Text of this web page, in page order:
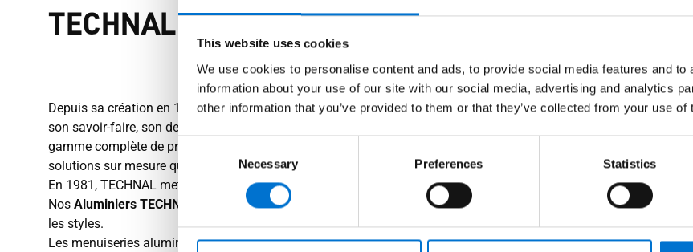
This website uses cookies
We use cookies to personalise content and ads, to provide social media features and
information about your use of our site with our social media, advertising and analytics
other information that you’ve provided to them or that they’ve collected from your use of
Consent
Selection
Necessary Preferences Statistics
TECHNAL : le partenaire pour l'aluminium sur
Depuis sa création en 1960 à Toulouse, TECHNAL s’est imposée comme uneréférence incontournable dans le
son savoir-faire, son design innovant et la qualité supérieure de ses produits, TECHNAL offre des
gamme complète de produits de haute qualité, incluant des portes, fenêtres, vérandas, garde-corps, pergolas et
solutions sur mesure qui répondent aux besoins spécifiques de chaque particulier.
En 1981, TECHNAL met en place sonRéseau des Aluminiers Agrééspour rendre disponible toutes ses
Nos Aluminiers TECHNAL à Tours
vous accompagnent dans la réalisation de vos projets, en vous garantissant
les styles.
Les menuiseries aluminium TECHNAL sont synonymes dedurabilitéet d’élégance. Elles allient personnalisation